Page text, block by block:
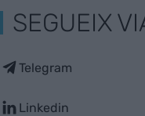
SEGUEIX
Telegram
Linkedin